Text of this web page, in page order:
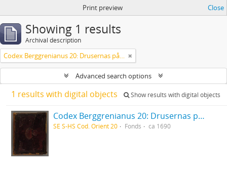
Print preview Close
Showing 1 results
Archival description
Codex Berggrenianus 20: Drusernas på Libanon heliga bok
Advanced search options
1 results with digital objects Show results with digital objects
Codex Berggrenianus 20: Drusernas på Libanon heliga bok
SE S-HS Cod. Orient 20 Fonds ca 1690